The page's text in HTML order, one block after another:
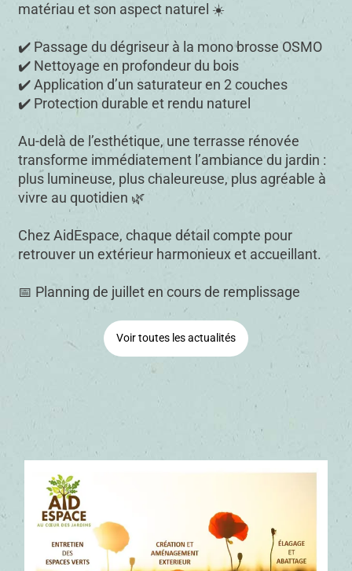
matériau et son aspect naturel ☀️
✔️ Passage du dégriseur à la mono brosse OSMO
✔️ Nettoyage en profondeur du bois
✔️ Application d’un saturateur en 2 couches
✔️ Protection durable et rendu naturel
Au-delà de l’esthétique, une terrasse rénovée
transforme immédiatement l’ambiance du jardin :
plus lumineuse, plus chaleureuse, plus agréable à
vivre au quotidien 🌿
Chez AidEspace, chaque détail compte pour
retrouver un extérieur harmonieux et accueillant.
📅 Planning de juillet en cours de remplissage
Voir toutes les actualités